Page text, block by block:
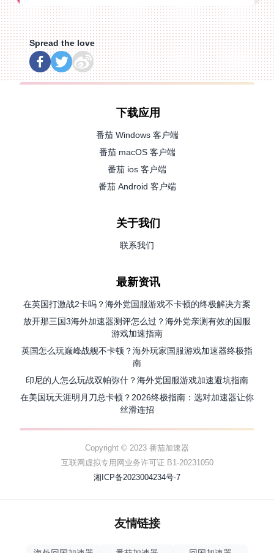
Spread the love
下载应用
番茄 Windows 客户端
番茄 macOS 客户端
番茄 ios 客户端
番茄 Android 客户端
关于我们
联系我们
最新资讯
在英国打激战2卡吗？海外党国服游戏不卡顿的终极解决方案
放开那三国3海外加速器测评怎么过？海外党亲测有效的国服
游戏加速指南
英国怎么玩巅峰战舰不卡顿？海外玩家国服游戏加速器终极指
南
印尼的人怎么玩战双帕弥什？海外党国服游戏加速避坑指南
在美国玩天涯明月刀总卡顿？2026终极指南：选对加速器让你
丝滑连招
Copyright © 2023 番茄加速器
互联网虚拟专用网业务许可证 B1-20231050
湘ICP备2023004234号-7
友情链接